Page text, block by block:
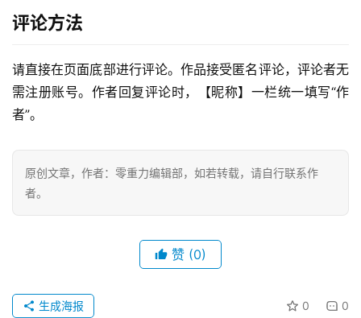
重
力
科
投
稿
评论方法
请直接在页面底部进行评论。作品接受匿名评论，评论者无
需注册账号。作者回复评论时，【昵称】一栏统一填写“作
者”。
原创文章，作者：零重力编辑部，如若转载，请自行联系作
者。
赞 (0)
0 0
生成海报